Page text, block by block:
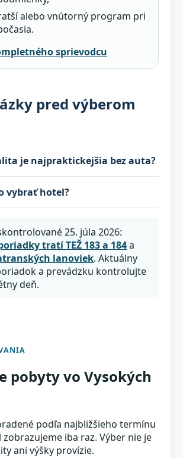
alebo vnútorný program pri
sprievodcu
pred výberom
je najpraktickejšia bez auta?
vybrať hotel?
25. júla 2026:
tratí TEŽ 183 a 184a
lanoviek. Aktuálny
a prevádzku kontrolujte
deň.
pobyty vo Vysokých
podľa najbližšieho termínu
iba raz. Výber nie je
ani výšky provízie.